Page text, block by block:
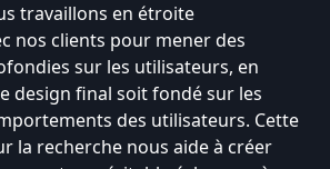
travaillons en étroite
nos clients pour mener des
sur les utilisateurs, en
design final soit fondé sur les
des utilisateurs. Cette
la recherche nous aide à créer